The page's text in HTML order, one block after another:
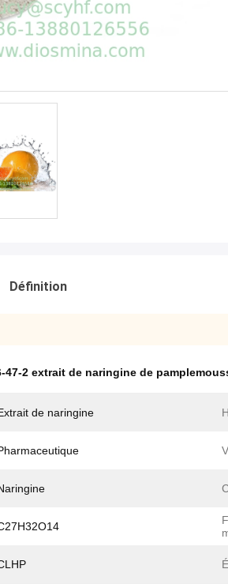
Définition
47-2 extrait de naringine de
de naringine